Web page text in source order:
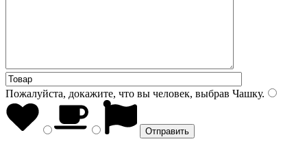
Пожалуйста, докажите, что вы человек, выбрав Чашку.